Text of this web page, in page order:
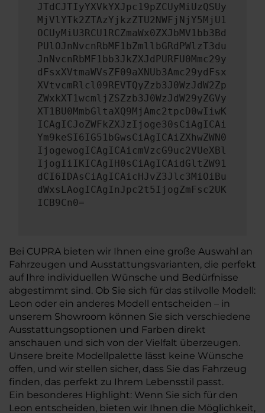
JTdCJTIyYXVkYXJpc19pZCUyMiUzQSUy
MjVlYTk2ZTAzYjkzZTU2NWFjNjY5MjU1
OCUyMiU3RCU1RCZmaWx0ZXJbMV1bb3Bd
PUlOJnNvcnRbMF1bZmllbGRdPWlzT3du
JnNvcnRbMF1bb3JkZXJdPURFU0Mmc29y
dFsxXVtmaWVsZF09aXNUb3Amc29ydFsx
XVtvcmRlcl09REVTQyZzb3J0WzJdW2Zp
ZWxkXT1wcmljZSZzb3J0WzJdW29yZGVy
XT1BU0MmbGltaXQ9MjAmc2tpcD0wIiwK
ICAgICJoZWFkZXJzIjoge30sCiAgICAi
Ym9keSI6IG51bGwsCiAgICAiZXhwZWN0
IjogewogICAgICAicmVzcG9uc2VUeXBl
IjogIiIKICAgIH0sCiAgICAidGltZW91
dCI6IDAsCiAgICAicHJvZ3Jlc3MiOiBu
dWxsLAogICAgInJpc2t5IjogZmFsc2UK
ICB9Cn0=
Bei CUPRA bieten wir Ihnen eine große Auswahl an
Fahrzeugen und Ausstattungsvarianten, die perfekt
auf Ihre individuellen Wünsche und Bedürfnisse
abgestimmt sind. Ob Sie sich für das stilvolle Modell:
Leon oder ein anderes Modell entscheiden – in
unserem Showroom können Sie sich verschiedene
Ausstattungsoptionen und Farben direkt
anschauen und sich von der Vielfalt überzeugen.
Unsere breite Modellpalette lässt keine Wünsche
offen, und wir stellen sicher, dass Sie das Fahrzeug
finden, das perfekt zu Ihrem Lebensstil passt.
Ein besonderes Highlight: Wenn Sie sich für den
Leon entscheiden, bieten wir Ihnen die Möglichkeit,